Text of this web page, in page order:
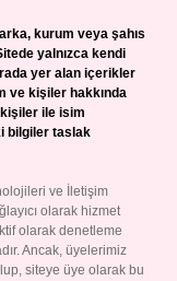
kurum veya şahıs
yalnızca kendi
yer alan içerikler
ve kişiler hakkında
ile isim
bilgiler taslak
ve İletişim
olarak hizmet
olarak denetleme
Ancak, üyelerimiz
siteye üye olarak bu